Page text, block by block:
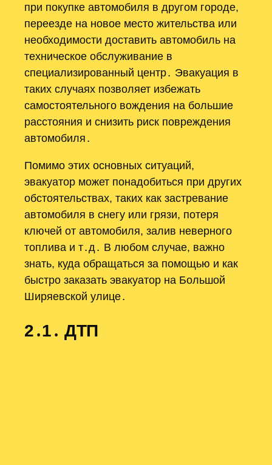
при покупке автомобиля в другом городе,
переезде на новое место жительства или
необходимости доставить автомобиль на
техническое обслуживание в
специализированный центр․ Эвакуация в
таких случаях позволяет избежать
самостоятельного вождения на большие
расстояния и снизить риск повреждения
автомобиля․
Помимо этих основных ситуаций,
эвакуатор может понадобиться при других
обстоятельствах, таких как застревание
автомобиля в снегу или грязи, потеря
ключей от автомобиля, залив неверного
топлива и т․д․ В любом случае, важно
знать, куда обращаться за помощью и как
быстро заказать эвакуатор на Большой
Ширяевской улице․
2․1․ ДТП